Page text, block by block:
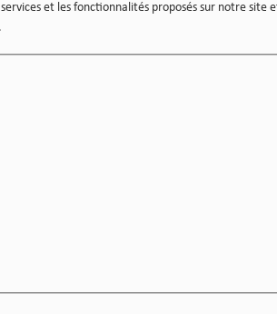
et les fonctionnalités proposés sur notre site